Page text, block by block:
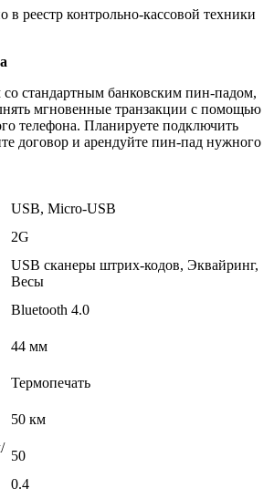
в реестр контрольно-кассовой техники
стандартным банковским пин-падом,
мгновенные транзакции с помощью
телефона. Планируете подключить
договор и арендуйте пин-пад нужного
USB, Micro-USB
2G
USB сканеры штрих-кодов, Эквайринг,
Весы
Bluetooth 4.0
44 мм
Термопечать
50 км
50
0.4